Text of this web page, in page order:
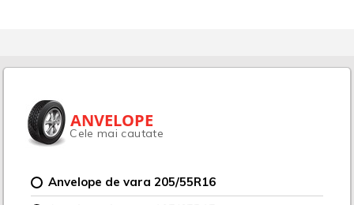
ANVELOPE
Cele mai cautate
Anvelope de vara 205/55R16